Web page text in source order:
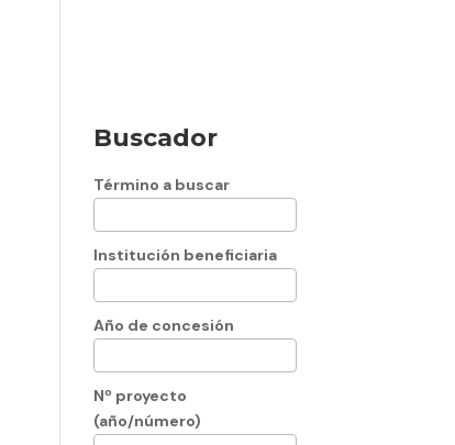
Buscador
Término a buscar
Institución beneficiaria
Año de concesión
Nº proyecto
(año/número)